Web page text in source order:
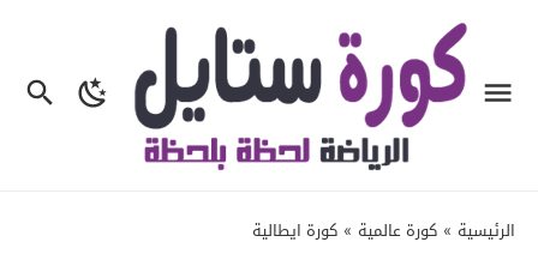
الرئيسية » كورة عالمية » كورة ايطالية